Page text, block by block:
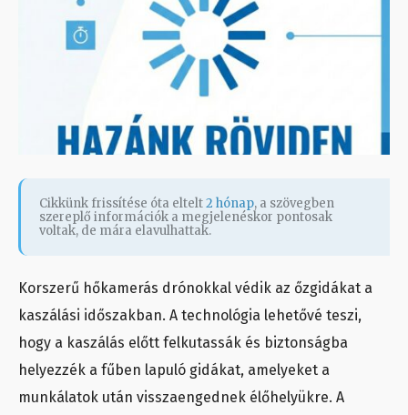
Cikkünk frissítése óta eltelt2 hónap, a szövegben
szereplő információk a megjelenéskor pontosak
voltak, de mára elavulhattak.
Korszerű hőkamerás drónokkal védik az őzgidákat a
kaszálási időszakban. A technológia lehetővé teszi,
hogy a kaszálás előtt felkutassák és biztonságba
helyezzék a fűben lapuló gidákat, amelyeket a
munkálatok után visszaengednek élőhelyükre. A